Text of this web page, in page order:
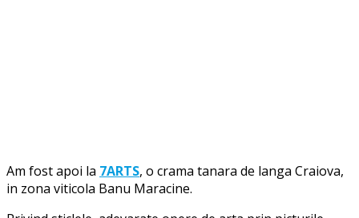
Am fost apoi la 7ARTS, o crama tanara de langa Craiova,
in zona viticola Banu Maracine.